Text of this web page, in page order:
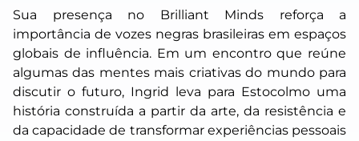
Sua presença no Brilliant Minds reforça a
importância de vozes negras brasileiras em espaços
globais de influência. Em um encontro que reúne
algumas das mentes mais criativas do mundo para
discutir o futuro, Ingrid leva para Estocolmo uma
história construída a partir da arte, da resistência e
da capacidade de transformar experiências pessoais